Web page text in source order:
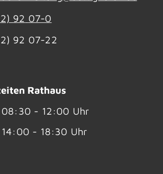
92 07-0
92 07-22
Rathaus
08:30 - 12:00 Uhr
14:00 - 18:30 Uhr